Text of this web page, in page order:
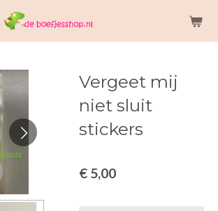
Vergeet mij
niet sluit
stickers
€ 5,00